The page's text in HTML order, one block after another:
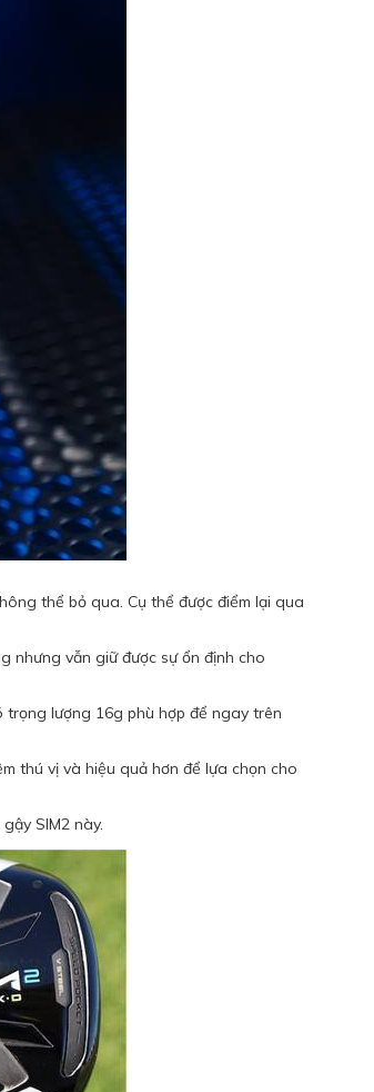
thể bỏ qua. Cụ thể được điểm lại qua
nhưng vẫn giữ được sự ổn định cho
lượng 16g phù hợp để ngay trên
thú vị và hiệu quả hơn để lựa chọn cho
SIM2 này.